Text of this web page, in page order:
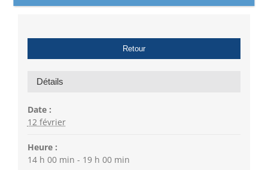
Retour
Détails
Date :
12 février
Heure :
14 h 00 min - 19 h 00 min